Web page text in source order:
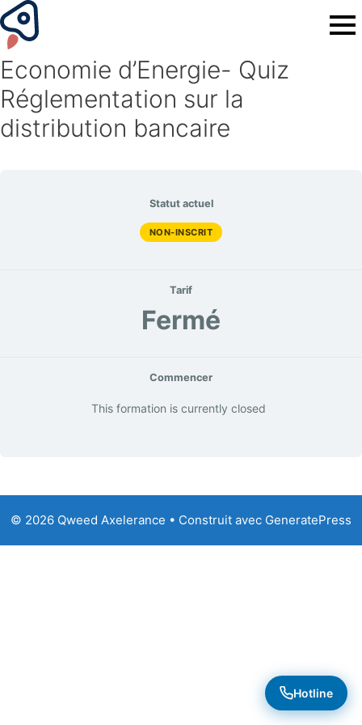
Economie d’Energie- Quiz
Réglementation sur la
distribution bancaire
Statut actuel
NON-INSCRIT
Tarif
Fermé
Commencer
This formation is currently closed
© 2026 Qweed Axelerance • Construit avec GeneratePress
Hotline